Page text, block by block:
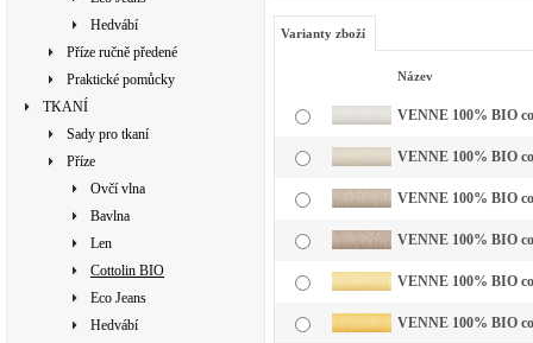
Hedvábí
Příze ručně předené
Praktické pomůcky
TKANÍ
Sady pro tkaní
Příze
Ovčí vlna
Bavlna
Len
Cottolin BIO
Eco Jeans
Hedvábí
Varianty zboží
Název
VENNE 100% BIO
VENNE 100% BIO
VENNE 100% BIO
VENNE 100% BIO
VENNE 100% BIO
VENNE 100% BIO